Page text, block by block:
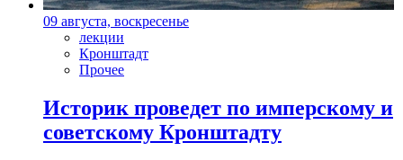
09 августа, воскресенье
лекции
Кронштадт
Прочее
Историк проведет по имперскому и
советскому Кронштадту